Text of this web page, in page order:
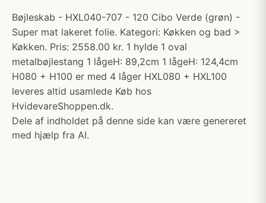
Bøjleskab - HXL040-707 - 120 Cibo Verde (grøn) -
Super mat lakeret folie. Kategori: Køkken og bad >
Køkken. Pris: 2558.00 kr. 1 hylde 1 oval
metalbøjlestang 1 lågeH: 89,2cm 1 lågeH: 124,4cm
H080 + H100 er med 4 låger HXL080 + HXL100
leveres altid usamlede Køb hos
HvidevareShoppen.dk.
Dele af indholdet på denne side kan være genereret
med hjælp fra AI.